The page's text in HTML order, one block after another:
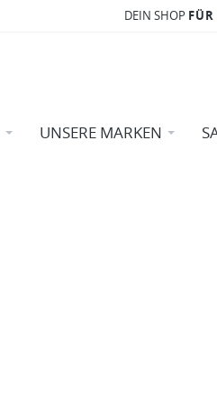
DEIN SHOP
UNSERE MARKEN